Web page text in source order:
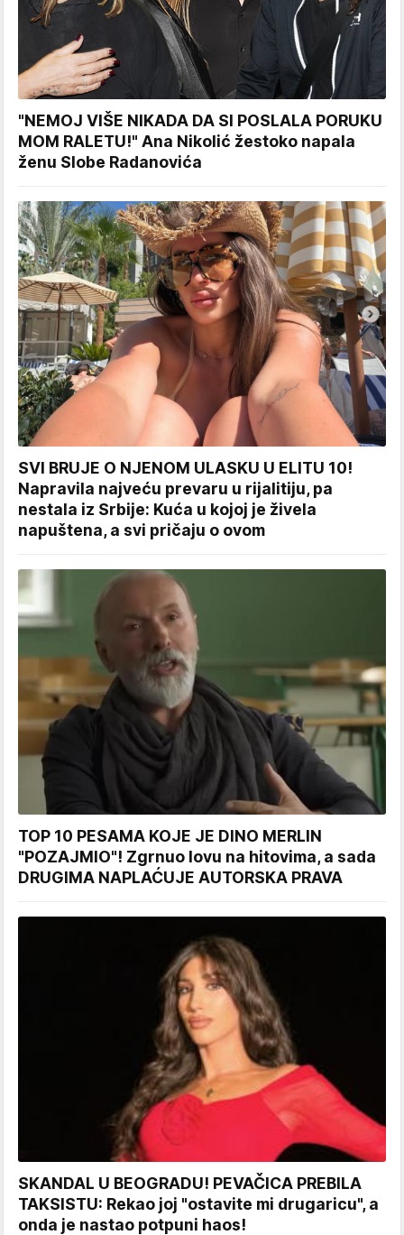
"NEMOJ VIŠE NIKADA DA SI POSLALA PORUKU
MOM RALETU!" Ana Nikolić žestoko napala
ženu Slobe Radanovića
SVI BRUJE O NJENOM ULASKU U ELITU 10!
Napravila najveću prevaru u rijalitiju, pa
nestala iz Srbije: Kuća u kojoj je živela
napuštena, a svi pričaju o ovom
TOP 10 PESAMA KOJE JE DINO MERLIN
"POZAJMIO"! Zgrnuo lovu na hitovima, a sada
DRUGIMA NAPLAĆUJE AUTORSKA PRAVA
SKANDAL U BEOGRADU! PEVAČICA PREBILA
TAKSISTU: Rekao joj "ostavite mi drugaricu", a
onda je nastao potpuni haos!